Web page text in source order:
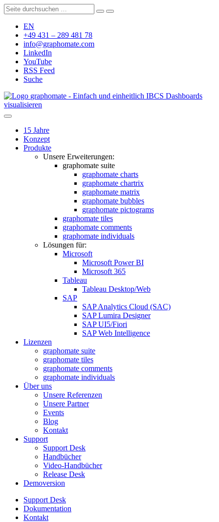
EN
+49 431 – 289 481 78
info@graphomate.com
LinkedIn
YouTube
RSS Feed
Suche
graphomate - Einfach und einheitlich IBCS Dashboards
visualisieren
15 Jahre
Konzept
Produkte
Unsere Erweiterungen:
graphomate suite
graphomate charts
graphomate chartrix
graphomate matrix
graphomate bubbles
graphomate pictograms
graphomate tiles
graphomate comments
graphomate individuals
Lösungen für:
Microsoft
Microsoft Power BI
Microsoft 365
Tableau
Tableau Desktop/Web
SAP
SAP Analytics Cloud (SAC)
SAP Lumira Designer
SAP UI5/Fiori
SAP Web Intelligence
Lizenzen
graphomate suite
graphomate tiles
graphomate comments
graphomate individuals
Über uns
Unsere Referenzen
Unsere Partner
Events
Blog
Kontakt
Support
Support Desk
Handbücher
Video-Handbücher
Release Desk
Demoversion
Support Desk
Dokumentation
Kontakt